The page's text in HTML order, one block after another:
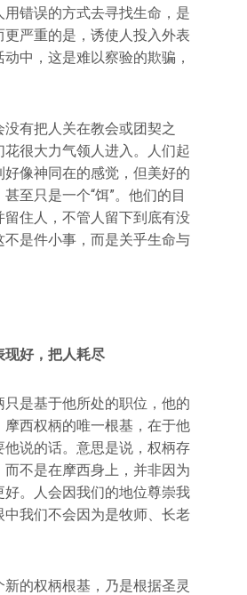
用错误的方式去寻找生命，是
更严重的是，诱使人投入外表
中，这是难以察验的欺骗，
没有把人关在教会或团契之
花很大力气领人进入。人们起
好像神同在的感觉，但美好的
至只是一个“饵”。他们的目
留住人，不管人留下到底有没
不是件小事，而是关乎生命与
现好，把人耗尽
只是基于他所处的职位，他的
摩西权柄的唯一根基，在于他
他说的话。意思是说，权柄存
而不是在摩西身上，并非因为
好。人会因我们的地位尊崇我
中我们不会因为是牧师、长老
的权柄根基，乃是根据圣灵